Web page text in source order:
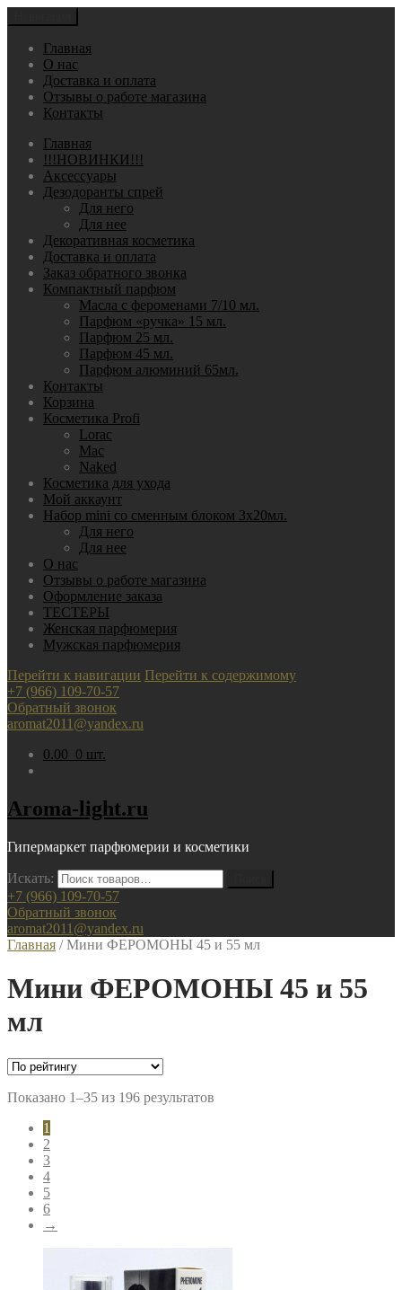
Главная
О нас
Доставка и оплата
Отзывы о работе магазина
Контакты
Главная
!!!НОВИНКИ!!!
Аксессуары
Дезодоранты спрей
Для него
Для нее
Декоративная косметика
Доставка и оплата
Заказ обратного звонка
Компактный парфюм
Масла с фероменами 7/10 мл.
Парфюм «ручка» 15 мл.
Парфюм 25 мл.
Парфюм 45 мл.
Парфюм алюминий 65мл.
Контакты
Корзина
Косметика Profi
Lorac
Mac
Nаked
Косметика для ухода
Мой аккаунт
Набор mini со сменным блоком 3х20мл.
Для него
Для нее
О нас
Отзывы о работе магазина
Оформление заказа
ТЕСТЕРЫ
Женская парфюмерия
Мужская парфюмерия
Перейти к навигации Перейти к содержимому
+7 (966) 109-70-57
Обратный звонок
aromat2011@yandex.ru
0.00 0 шт.
Aroma-light.ru
Гипермаркет парфюмерии и косметики
Искать:
+7 (966) 109-70-57
Обратный звонок
aromat2011@yandex.ru
Главная / Мини ФЕРОМОНЫ 45 и 55 мл
Мини ФЕРОМОНЫ 45 и 55
мл
Показано 1–35 из 196 результатов
1
2
3
4
5
6
→